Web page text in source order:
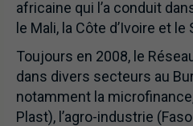
africaine qui l’a conduit
le Mali, la Côte d’Ivoire et le
Toujours en 2008, le
dans divers secteurs au
notamment la
Plast), l’agro-industrie